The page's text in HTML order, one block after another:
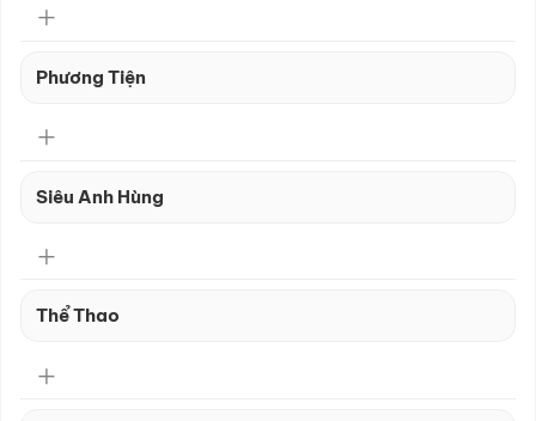
Phương Tiện
Siêu Anh Hùng
Thể Thao